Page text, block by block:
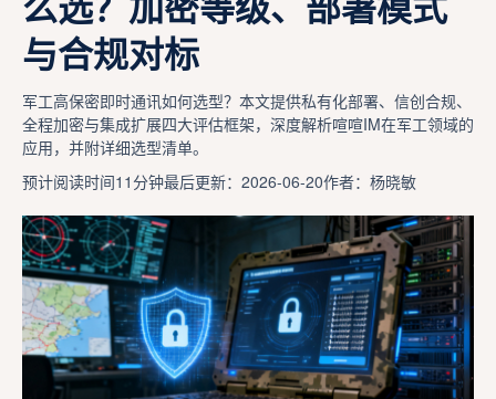
与合规对标
军工高保密即时通讯如何选型？本文提供私有化部署、信创合规、
全程加密与集成扩展四大评估框架，深度解析喧喧IM在军工领域的
应用，并附详细选型清单。
预计阅读时间11分钟最后更新：2026-06-20作者：杨晓敏